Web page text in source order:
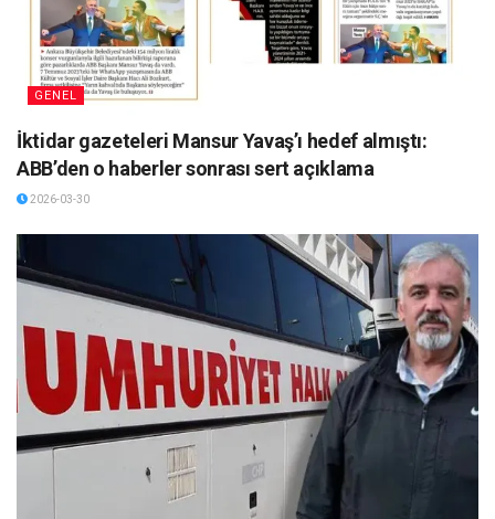
GENEL
İktidar gazeteleri Mansur Yavaş’ı hedef almıştı:
ABB’den o haberler sonrası sert açıklama
2026-03-30